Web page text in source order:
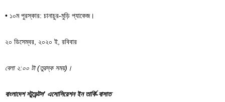
• ১০ম পুরস্কার: চানাচুর-মুড়ি প্যাকেজ।
২০ ডিসেম্বর, ২০২০ ই, রবিবার
বেলা ২:০০ টা (তুরস্ক সময়)।
বাংলাদেশ স্টুডেন্টস’ এসোসিয়েশন ইন তার্কি-বাসাত